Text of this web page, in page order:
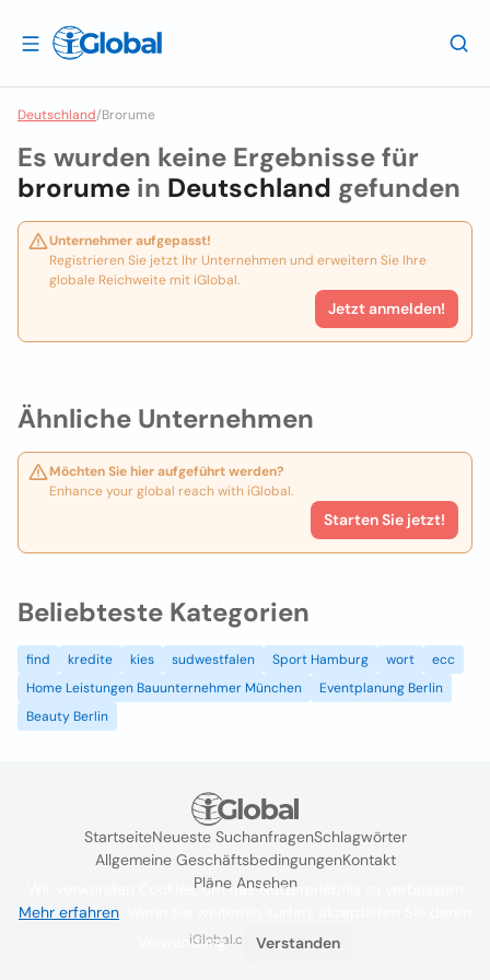
Deutschland/Brorume
Ähnliche Unternehmen
Möchten Sie hier aufgeführt werden?
Enhance your global reach with iGlobal.
Starten Sie jetzt!
Es wurden keine Ergebnisse für
brorume in Deutschland gefunden
Unternehmer aufgepasst!
Registrieren Sie jetzt Ihr Unternehmen und erweitern Sie Ihre
globale Reichweite mit iGlobal.
Jetzt anmelden!
Beliebteste Kategorien
find kredite kies sudwestfalen Sport Hamburg wort
ecc
Home Leistungen Bauunternehmer München
Eventplanung Berlin
Beauty Berlin
StartseiteNeueste SuchanfragenSchlagwörter
Allgemeine GeschäftsbedingungenKontakt
Pläne Ansehen
iGlobal.co @ 2024
Wir verwenden Cookies, um das Nutzererlebnis zu verbessern
Mehr erfahren
Verwendung.
Verstanden